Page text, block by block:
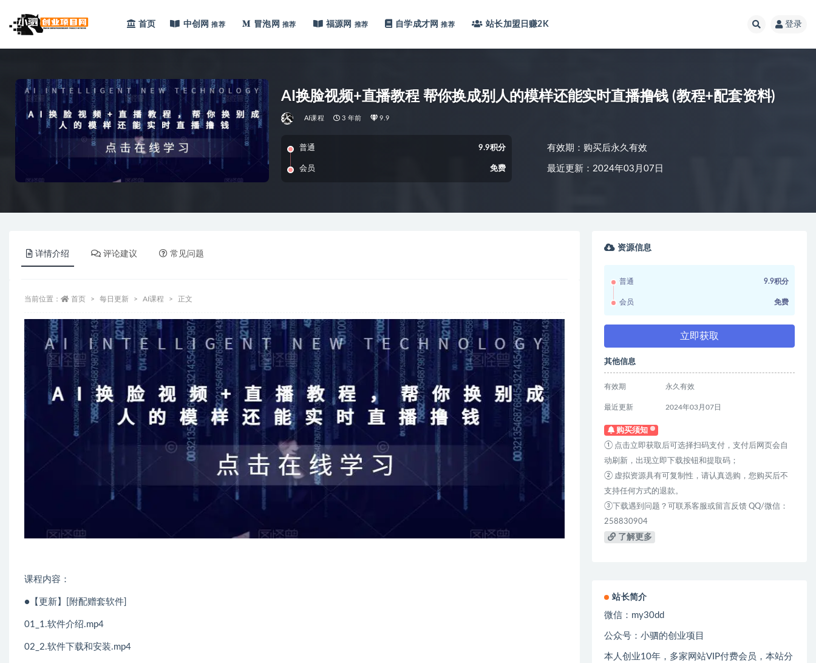
首页 中创网 推荐 冒泡网 推荐 福源网 推荐 自学成才网 推荐 站长加盟 日赚2K 登录
AI换脸视频+直播教程 帮你换成别人的模样还能实时直播撸钱 (教程+配套资料)
AI课程 3 年前 9.9
普通 9.9积分
会员 免费
有效期：购买后永久有效
最近更新：2024年03月07日
详情介绍 评论建议 常见问题
当前位置： 首页 每日更新 AI课程 正文
课程内容：
●【更新】[附配赠套软件]
01_1.软件介绍.mp4
02_2.软件下载和安装.mp4
资源信息
普通 9.9积分
会员 免费
立即获取
其他信息
有效期 永久有效
最近更新 2024年03月07日
购买须知
① 点击立即获取后可选择扫码支付，支付后网页会自
动刷新，出现立即下载按钮和提取码；
② 虚拟资源具有可复制性，请认真选购，您购买后不
支持任何方式的退款。
③下载遇到问题？可联系客服或留言反馈 QQ/微信：
258830904
了解更多
站长简介
微信： my30dd
公众号：小驷的创业项目
本人创业10年，多家网站VIP付费会员，本站分